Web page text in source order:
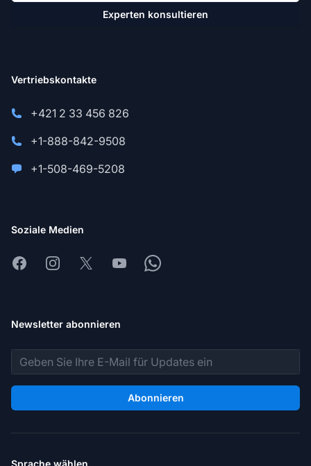
Experten konsultieren
Vertriebskontakte
+421 2 33 456 826
+1-888-842-9508
+1-508-469-5208
Soziale Medien
FacebookInstagram
X YoutubeWhatsapp
Newsletter abonnieren
E-Mail-Adresse
Abonnieren
Sprache wählen